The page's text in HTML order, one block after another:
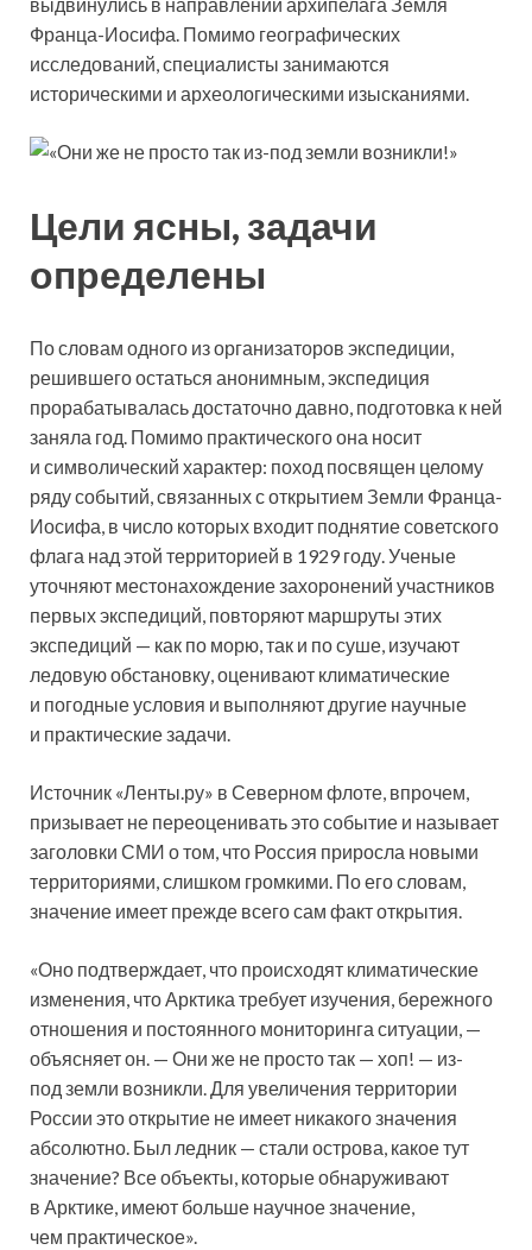
Франца-Иосифа. Помимо географических
исследований, специалисты занимаются
историческими и археологическими изысканиями.
Цели ясны, задачи
определены
По словам одного из организаторов экспедиции,
решившего остаться анонимным, экспедиция
прорабатывалась достаточно давно, подготовка к ней
заняла год. Помимо практического она носит
и символический характер: поход посвящен целому
ряду событий, связанных с открытием Земли Франца-
Иосифа, в число которых входит поднятие советского
флага над этой территорией в 1929 году. Ученые
уточняют местонахождение захоронений участников
первых экспедиций, повторяют маршруты этих
экспедиций — как по морю, так и по суше, изучают
ледовую обстановку, оценивают климатические
и погодные условия и выполняют другие научные
и практические задачи.
Источник «Ленты.ру» в Северном флоте, впрочем,
призывает не переоценивать это событие и называет
заголовки СМИ о том, что Россия приросла новыми
территориями, слишком громкими. По его словам,
значение имеет прежде всего сам факт открытия.
«Оно подтверждает, что происходят климатические
изменения, что Арктика требует изучения, бережного
отношения и постоянного мониторинга ситуации, —
объясняет он. — Они же не просто так — хоп! — из-
под земли возникли. Для увеличения территории
России это открытие не имеет никакого значения
абсолютно. Был ледник — стали острова, какое тут
значение? Все объекты, которые обнаруживают
в Арктике, имеют больше научное значение,
чем практическое».